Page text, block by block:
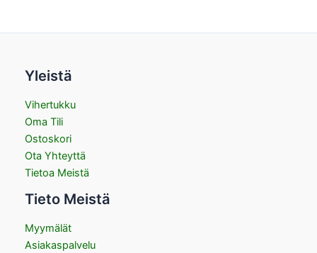
Yleistä
Vihertukku
Oma Tili
Ostoskori
Ota Yhteyttä
Tietoa Meistä
Tieto Meistä
Myymälät
Asiakaspalvelu